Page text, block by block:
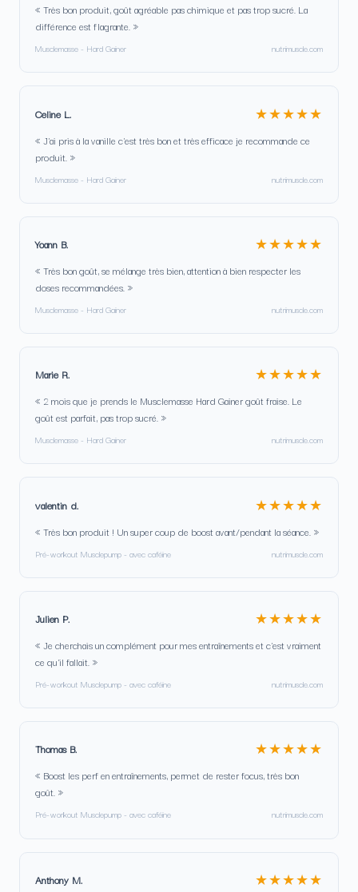
« Très bon produit, goût agréable pas chimique et pas trop sucré. La
différence est flagrante. »
Musclemasse - Hard Gainer nutrimuscle.com
Celine L. ★★★★★
« J'ai pris à la vanille c'est très bon et très efficace je recommande ce
produit. »
Musclemasse - Hard Gainer nutrimuscle.com
Yoann B. ★★★★★
« Très bon goût, se mélange très bien, attention à bien respecter les
doses recommandées. »
Musclemasse - Hard Gainer nutrimuscle.com
Marie R. ★★★★★
« 2 mois que je prends le Musclemasse Hard Gainer goût fraise. Le
goût est parfait, pas trop sucré. »
Musclemasse - Hard Gainer nutrimuscle.com
valentin d. ★★★★★
« Très bon produit ! Un super coup de boost avant/pendant la séance. »
Pré-workout Musclepump - avec caféine nutrimuscle.com
Julien P. ★★★★★
« Je cherchais un complément pour mes entraînements et c'est vraiment
ce qu'il fallait. »
Pré-workout Musclepump - avec caféine nutrimuscle.com
Thomas B. ★★★★★
« Boost les perf en entraînements, permet de rester focus, très bon
goût. »
Pré-workout Musclepump - avec caféine nutrimuscle.com
Anthony M. ★★★★★